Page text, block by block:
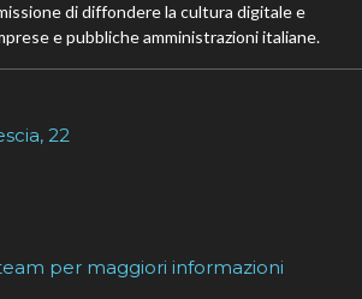
di diffondere la cultura digitale e
e pubbliche amministrazioni italiane.
22
per maggiori informazioni